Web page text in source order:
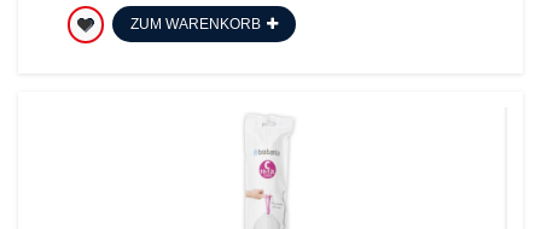
ZUM WARENKORB